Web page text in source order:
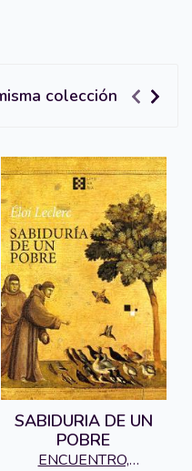
colección
SABIDURIA DE UN
POBRE
ENCUENTRO,